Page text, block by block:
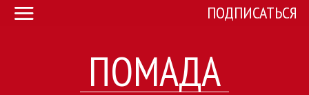
ПОМАДА
ПОДПИСАТЬСЯ